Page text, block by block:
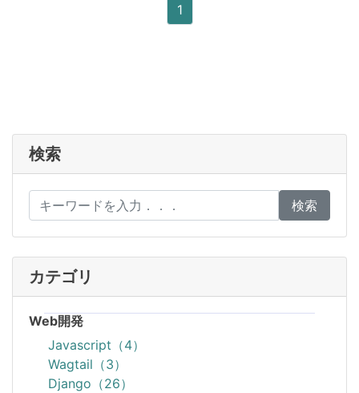
1
検索
検索
カテゴリ
Web開発
Javascript（4）
Wagtail（3）
Django（26）